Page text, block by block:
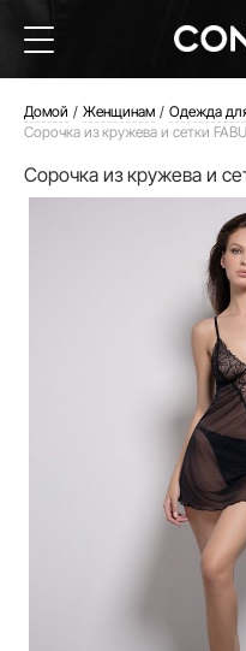
Домой Женщинам Одежда
Сорочка из кружева и сетки
Сорочка из кружева и